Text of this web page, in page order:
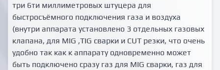
три 6ти миллиметровых штуцера для
быстросъёмного подключения газа и воздуха
(внутри аппарата установлено 3 отдельных газовых
клапана, для MIG ,TIG сварки и CUT резки, что очень
удобно так как к аппарату одновременно может
быть подключено сразу газ для MIG сварки, газ для